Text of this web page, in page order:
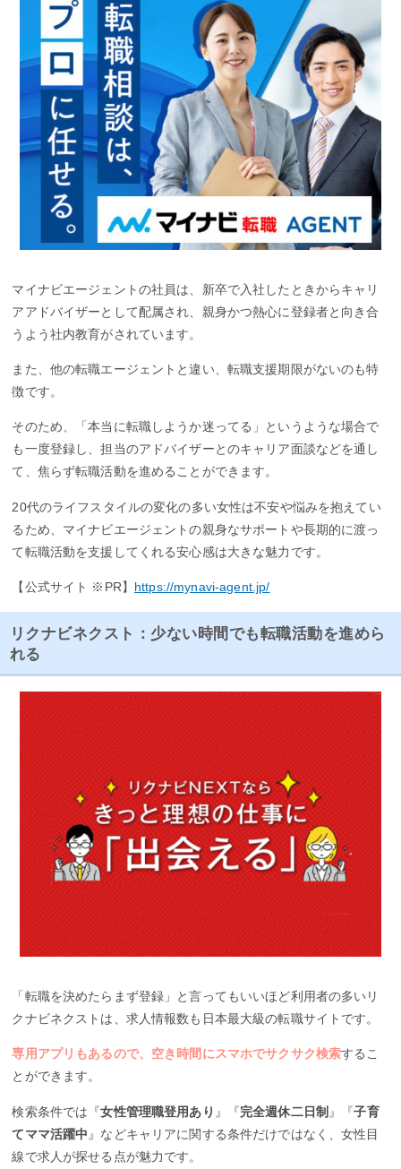
マイナビエージェントの社員は、新卒で入社したときからキャリ
アアドバイザーとして配属され、親身かつ熱心に登録者と向き合
うよう社内教育がされています。
また、他の転職エージェントと違い、転職支援期限がないのも特
徴です。
そのため、「本当に転職しようか迷ってる」というような場合で
も一度登録し、担当のアドバイザーとのキャリア面談などを通し
て、焦らず転職活動を進めることができます。
20代のライフスタイルの変化の多い女性は不安や悩みを抱えてい
るため、マイナビエージェントの親身なサポートや長期的に渡っ
て転職活動を支援してくれる安心感は大きな魅力です。
【公式サイト ※PR】 https://mynavi-agent.jp/
リクナビネクスト：少ない時間でも転職活動を進めら
れる
「転職を決めたらまず登録」と言ってもいいほど利用者の多いリ
クナビネクストは、求人情報数も日本最大級の転職サイトです。
専用アプリもあるので、空き時間にスマホでサクサク検索するこ
とができます。
検索条件では『女性管理職登用あり 』『完全週休二日制 』『子育
てママ活躍中 』などキャリアに関する条件だけではなく、女性目
線で求人が探せる点が魅力です。